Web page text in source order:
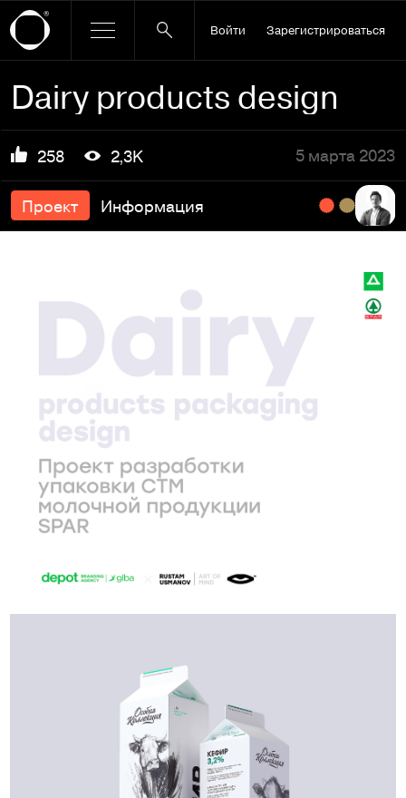
Войти Зарегистрироваться
Dairy products design
258 2,3K 5 марта 2023
Проект Информация